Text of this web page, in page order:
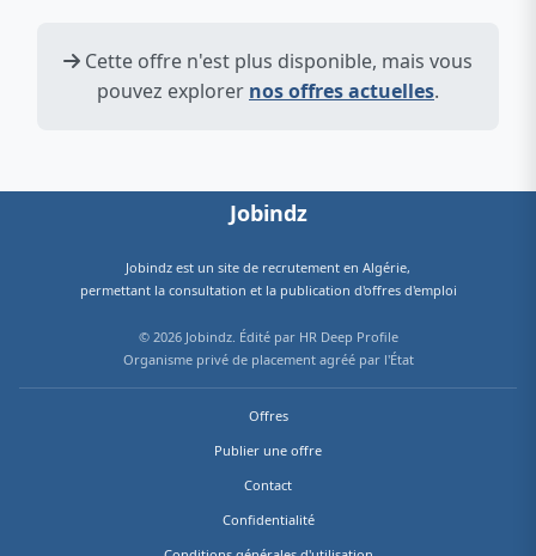
Cette offre n'est plus disponible, mais vous
pouvez explorer nos offres actuelles.
Jobindz
Jobindz est un site de recrutement en Algérie,
permettant la consultation et la publication d'offres d'emploi
© 2026 Jobindz. Édité par HR Deep Profile
Organisme privé de placement agréé par l'État
Offres
Publier une offre
Contact
Confidentialité